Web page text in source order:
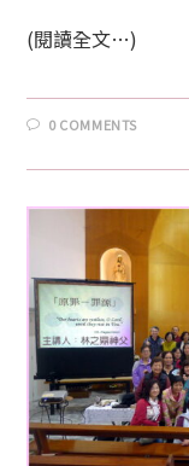
(閱讀全文…)
0 COMMENTS